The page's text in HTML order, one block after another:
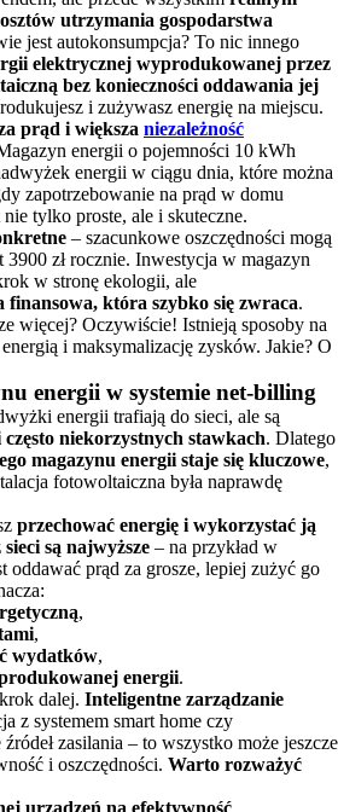
utrzymania gospodarstwa
jest autokonsumpcja? To nic innego
elektrycznej wyprodukowanej przez
bez konieczności oddawania jej
i zużywasz energię na miejscu.
prąd i większa niezależność
energii o pojemności 10 kWh
energii w ciągu dnia, które można
zapotrzebowanie na prąd w domu
tylko proste, ale i skuteczne.
– szacunkowe oszczędności mogą
zł rocznie. Inwestycja w magazyn
w stronę ekologii, ale
finansowa, która szybko się zwraca.
więcej? Oczywiście! Istnieją sposoby na
i maksymalizację zysków. Jakie? O
energii w systemie net-billing
energii trafiają do sieci, ale są
niekorzystnych stawkach. Dlatego
magazynu energii staje się kluczowe,
fotowoltaiczna była naprawdę
przechować energię i wykorzystać ją
są najwyższe – na przykład w
oddawać prąd za grosze, lepiej zużyć go
,
,
wydatków,
energii.
dalej. Inteligentne zarządzanie
z systemem smart home czy
źródeł zasilania – to wszystko może jeszcze
i oszczędności. Warto rozważyć
urządzeń na efektywność